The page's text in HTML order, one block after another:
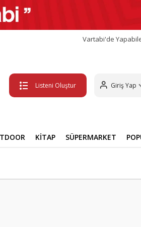
Vartabi'de
Listeni Oluştur Giriş Yap
KİTAP SÜPERMARKET